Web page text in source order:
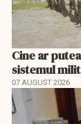
Cine ar
sistemul
07 AUGUST 2026